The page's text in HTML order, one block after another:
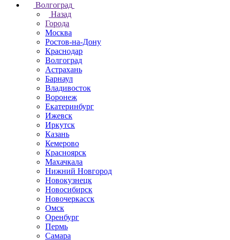
Волгоград
Назад
Города
Москва
Ростов-на-Дону
Краснодар
Волгоград
Астрахань
Барнаул
Владивосток
Воронеж
Екатеринбург
Ижевск
Иркутск
Казань
Кемерово
Красноярск
Махачкала
Нижний Новгород
Новокузнецк
Новосибирск
Новочеркаcск
Омск
Оренбург
Пермь
Самара